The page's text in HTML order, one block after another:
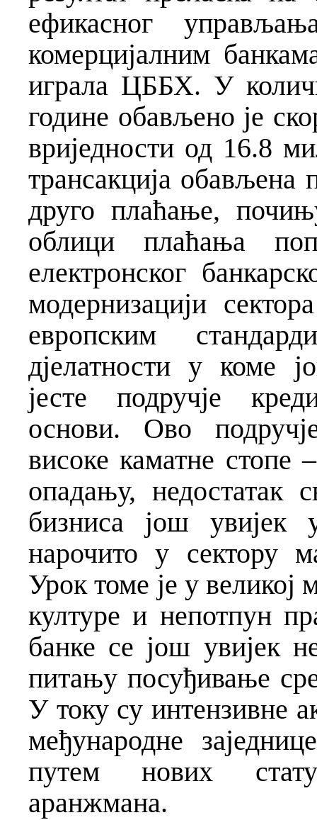
ефикасног
комерцијалним
играла ЦББХ. У
године обављено је
вриједности од 16.8
трансакција обављена
друго плаћање,
облици плаћања
електронског
модернизацији
европским
дјелатности у коме
јесте подручје
основи. Ово
високе каматне стопе
опадању, недостатак
бизниса још увијек
нарочито у сектору
Урок томе је у великој
културе и непотпун
банке се још увијек
питању посуђивање
У току су интензивне
међународне
путем нових
аранжмана.